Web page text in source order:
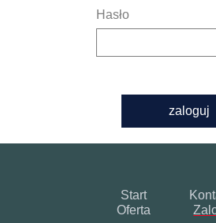
Hasło
zaloguj
Start
Oferta